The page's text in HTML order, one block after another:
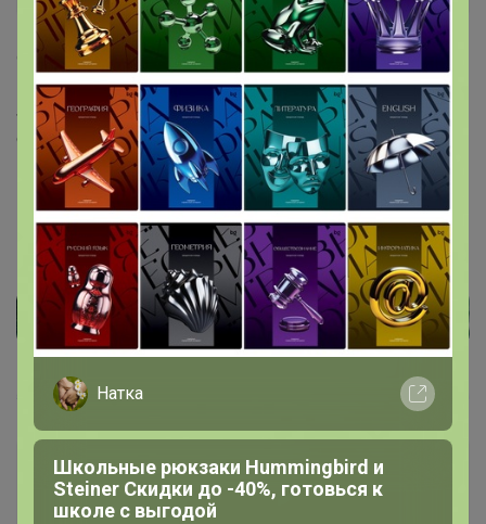
9 октября, 2021 12:56
SVETLANAALL, Здравствуйте. Да будет,через 2 недели
обещал поставщик 🙂
Lenchiboyka
Фанат СП
Натка
Школьные рюкзаки Hummingbird и
Steiner Скидки до -40%, готовься к
школе с выгодой